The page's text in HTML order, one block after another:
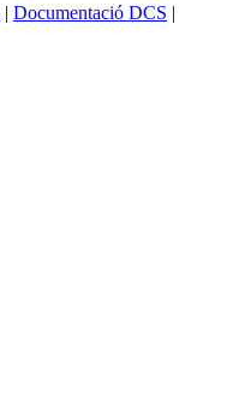
| Documentació DCS |